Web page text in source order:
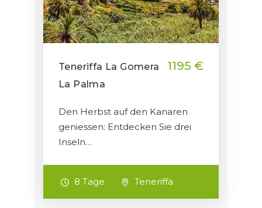
Teneriffa La Gomera
La Palma
1195 €
Den Herbst auf den Kanaren
geniessen: Entdecken Sie drei
Inseln…
8 Tage Teneriffa